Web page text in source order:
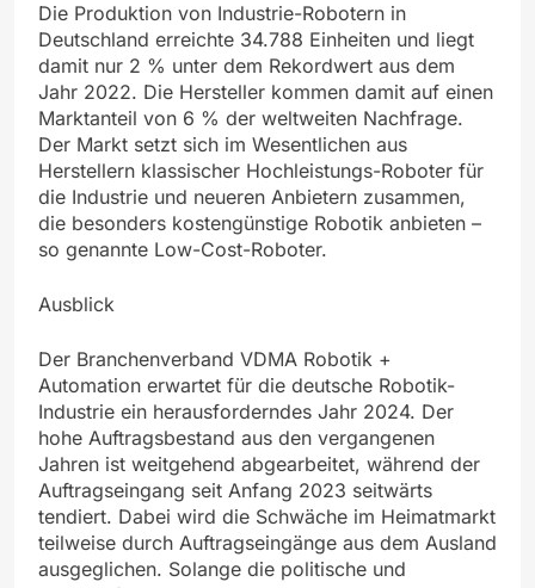
Die Produktion von Industrie-Robotern in
Deutschland erreichte 34.788 Einheiten und liegt
damit nur 2 % unter dem Rekordwert aus dem
Jahr 2022. Die Hersteller kommen damit auf einen
Marktanteil von 6 % der weltweiten Nachfrage.
Der Markt setzt sich im Wesentlichen aus
Herstellern klassischer Hochleistungs-Roboter für
die Industrie und neueren Anbietern zusammen,
die besonders kostengünstige Robotik anbieten –
so genannte Low-Cost-Roboter.
Ausblick
Der Branchenverband VDMA Robotik +
Automation erwartet für die deutsche Robotik-
Industrie ein herausforderndes Jahr 2024. Der
hohe Auftragsbestand aus den vergangenen
Jahren ist weitgehend abgearbeitet, während der
Auftragseingang seit Anfang 2023 seitwärts
tendiert. Dabei wird die Schwäche im Heimatmarkt
teilweise durch Auftragseingänge aus dem Ausland
ausgeglichen. Solange die politische und